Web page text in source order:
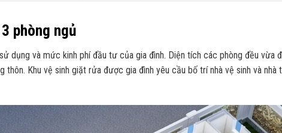
phòng ngủ
dụng và mức kinh phí đầu tư của gia đình. Diện tích các phòng đều vừa
thôn. Khu vệ sinh giặt rửa được gia đình yêu cầu bố trí nhà vệ sinh và